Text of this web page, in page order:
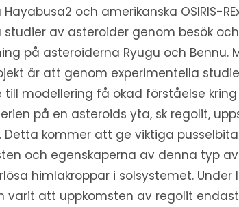
och amerikanska OSIRIS-
studier av asteroider genom besök och
på asteroiderna Ryugu och Bennu.
är att genom experimentella
till modellering få ökad förståelse
på en asteroids yta, sk regolit,
Detta kommer att ge viktiga
och egenskaperna av denna typ av
himlakroppar i solsystemet. Under
varit att uppkomsten av regolit